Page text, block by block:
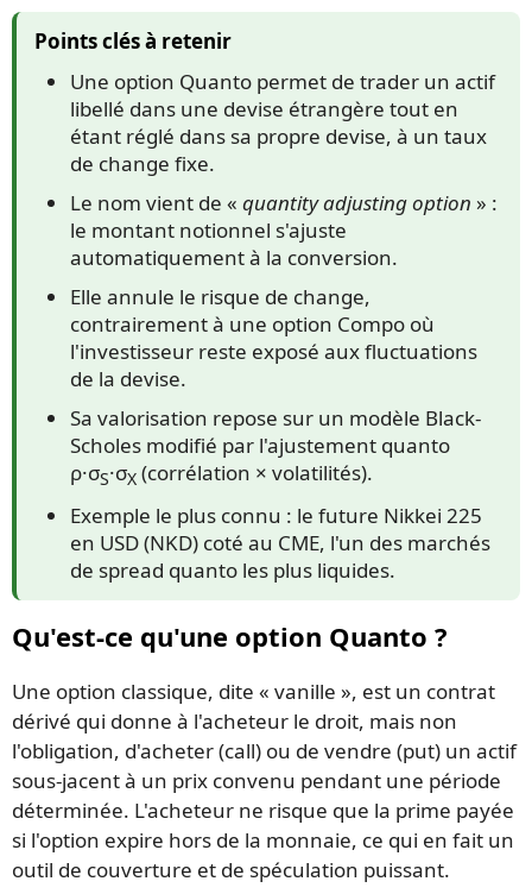
Points clés à retenir
Une option Quanto permet de trader un actif
libellé dans une devise étrangère tout en
étant réglé dans sa propre devise, à un taux
de change fixe.
Le nom vient de « quantity adjusting option » :
le montant notionnel s'ajuste
automatiquement à la conversion.
Elle annule le risque de change,
contrairement à une option Compo où
l'investisseur reste exposé aux fluctuations
de la devise.
Sa valorisation repose sur un modèle Black-
Scholes modifié par l'ajustement quanto
ρ·σS·σX (corrélation × volatilités).
Exemple le plus connu : le future Nikkei 225
en USD (NKD) coté au CME, l'un des marchés
de spread quanto les plus liquides.
Qu'est-ce qu'une option Quanto ?
Une option classique, dite « vanille », est un contrat
dérivé qui donne à l'acheteur le droit, mais non
l'obligation, d'acheter (call) ou de vendre (put) un actif
sous-jacent à un prix convenu pendant une période
déterminée. L'acheteur ne risque que la prime payée
si l'option expire hors de la monnaie, ce qui en fait un
outil de couverture et de spéculation puissant.